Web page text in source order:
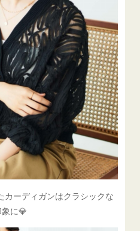
カーディガンはクラシックな
に💎